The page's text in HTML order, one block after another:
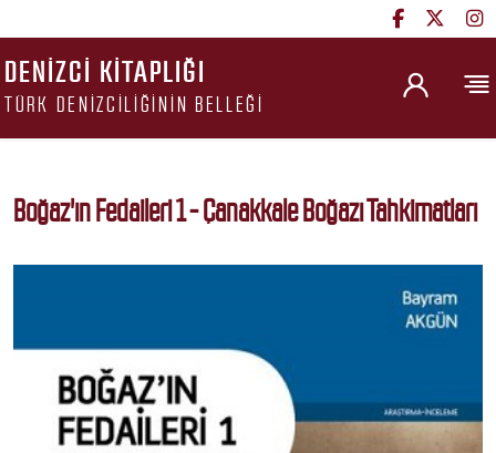
DENIZCI KITAPLIĞI
TÜRK DENIZCILIĞININ BELLEĞI
Boğaz'ın Fedaileri 1 - Çanakkale Boğazı Tahkimatları